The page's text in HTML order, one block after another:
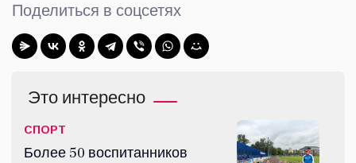
Поделиться в соцсетях
Это интересно
СПОРТ
Более 50 воспитанников